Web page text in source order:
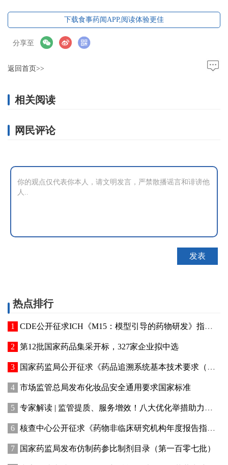
下载食事药闻APP,阅读体验更佳
分享至
返回首页>>
相关阅读
网民评论
热点排行
CDE公开征求ICH《M15：模型引导的药物研发》指导原则实施建议和中文翻译稿意见
第12批国家药品集采开标，327家企业拟中选
国家药监局公开征求《药品追溯系统基本技术要求（修订征求意见稿）》意见
市场监管总局发布化妆品安全通用要求国家标准
专家解读 | 监管提质、服务增效！八大优化举措助力提升化妆品行业创新活力
核查中心公开征求《药物非临床研究机构年度报告指南（征求意见稿）》意见
国家药监局发布仿制药参比制剂目录（第一百零七批）